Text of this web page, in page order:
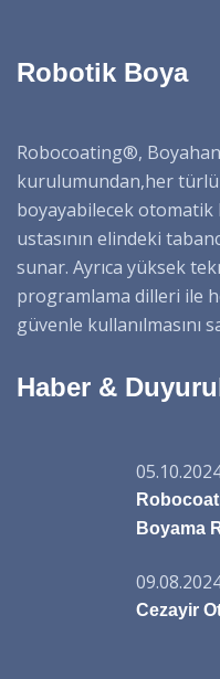
Robotik Boya
Robocoating®,
kurulumundan,her
boyayabilecek
ustasının elindeki
sunar. Ayrıca yüksek
programlama dilleri ile
güvenle kullanılmasını
Haber &
Boyama
Cezayir